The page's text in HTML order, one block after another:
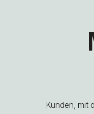
Kunden, mit